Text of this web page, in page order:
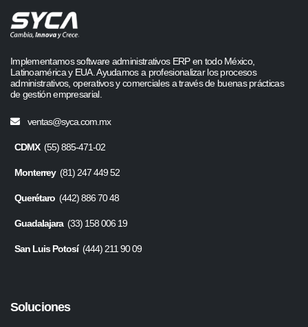
Implementamos software administrativos ERP en todo México,
Latinoamérica y EUA. Ayudamos a profesionalizar los procesos
administrativos, operativos y comerciales a través de buenas prácticas
de gestión empresarial.
ventas@syca.com.mx
CDMX(55) 885-471-02
Monterrey(81) 247 449 52
Querétaro (442) 886 70 48
Guadalajara(33) 158 006 19
San Luis Potosí(444) 211 90 09
Soluciones